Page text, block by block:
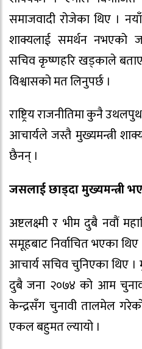
समाजवादी रोजेका थिए ।
शाक्यलाई समर्थन नभएको
सचिव कृष्णहरि खड्काले बताए
विश्वासको मत लिनुपर्छ ।
राष्ट्रिय राजनीतिमा कुनै
आचार्यले जस्तै मुख्यमन्त्री
छैनन् ।
जसलाई छाड्दा मुख्यमन्त्री
अष्टलक्ष्मी र भीम दुबै नवौं
समूहबाट निर्वाचित भएका
आचार्य सचिव चुनिएका थिए ।
दुबै जना २०७४ को आम
केन्द्रसँग चुनावी तालमेल
एकल बहुमत ल्यायो ।